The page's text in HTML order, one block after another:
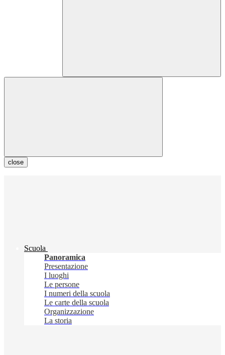
close
Scuola
Panoramica
Presentazione
I luoghi
Le persone
I numeri della scuola
Le carte della scuola
Organizzazione
La storia